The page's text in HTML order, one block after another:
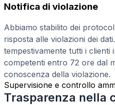
Notifica di violazione
Abbiamo stabilito dei
risposta alle violazioni dei
tempestivamente tutti i clienti
competenti entro 72 ore dal
conoscenza della violazione.
Supervisione e controllo
Trasparenza nella